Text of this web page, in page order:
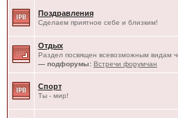
Поздравления
Сделаем приятное себе и близким!
Отдых
Раздел посвящен всевозможным видам
— подфорумы: Встречи форумчан
Спорт
Ты - мир!